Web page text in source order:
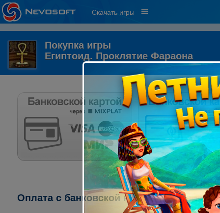
Скачать игры
Покупка игры
Египтоид. Проклятие Фараона
Оплата с банковской карты через